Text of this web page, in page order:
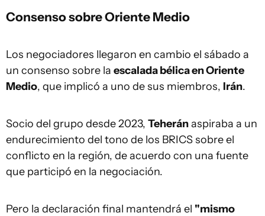
Consenso sobre Oriente Medio
Los negociadores llegaron en cambio el sábado a
un consenso sobre la escalada bélica en Oriente
Medio, que implicó a uno de sus miembros, Irán.
Socio del grupo desde 2023, Teheránaspiraba a un
endurecimiento del tono de los BRICS sobre el
conflicto en la región, de acuerdo con una fuente
que participó en la negociación.
Pero la declaración final mantendrá el "mismo